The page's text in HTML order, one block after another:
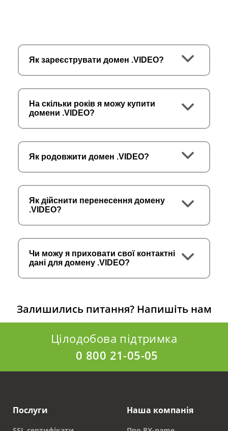
Як зареєструвати домен .VIDEO?
На скільки років я можу купити
домени .VIDEO?
Як родовжити домен .VIDEO?
Як дійснити перенесення домену
.VIDEO?
Чи можу я приховати свої контактні
дані для домену .VIDEO?
Залишились питання? Напишіть нам
Цілодобова підтримка
0 800 21-05-05
Послуги Наша компанія